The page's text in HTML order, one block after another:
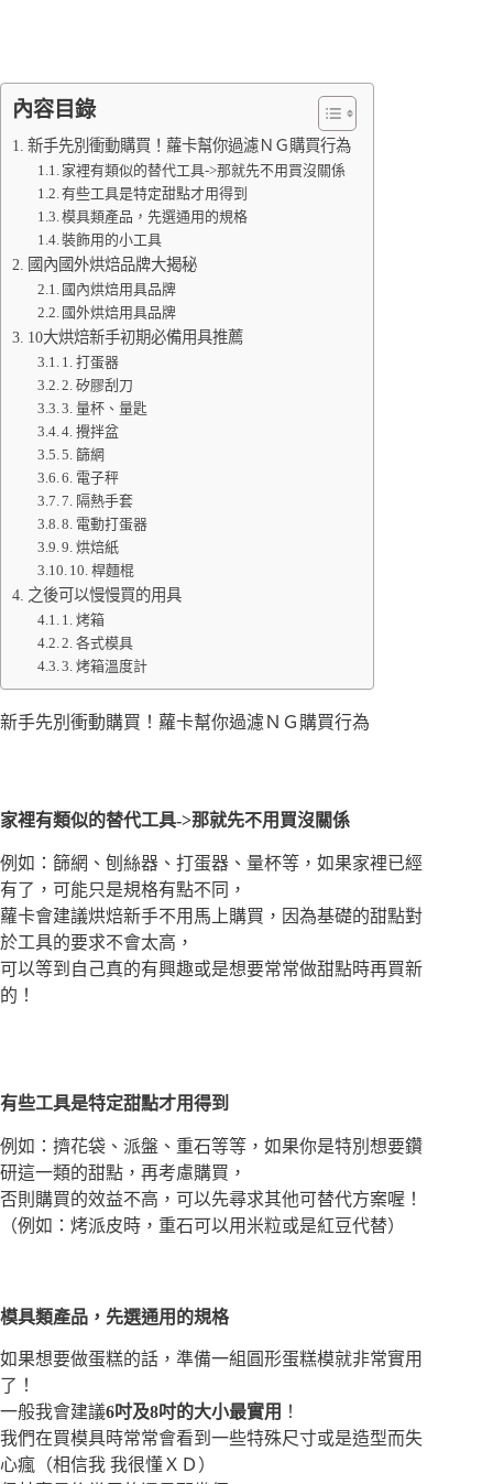
內容目錄
新手先別衝動購買！蘿卡幫你過濾ＮＧ購買行為
家裡有類似的替代工具->那就先不用買沒關係
有些工具是特定甜點才用得到
模具類產品，先選通用的規格
裝飾用的小工具
國內國外烘焙品牌大揭秘
國內烘焙用具品牌
國外烘焙用具品牌
10大烘焙新手初期必備用具推薦
1. 打蛋器
2. 矽膠刮刀
3. 量杯、量匙
4. 攪拌盆
5. 篩網
6. 電子秤
7. 隔熱手套
8. 電動打蛋器
9. 烘焙紙
10. 桿麵棍
之後可以慢慢買的用具
1. 烤箱
2. 各式模具
3. 烤箱溫度計
新手先別衝動購買！蘿卡幫你過濾ＮＧ購買行為
家裡有類似的替代工具->那就先不用買沒關係
例如：篩網、刨絲器、打蛋器、量杯等，如果家裡已經
有了，可能只是規格有點不同，
蘿卡會建議烘焙新手不用馬上購買，因為基礎的甜點對
於工具的要求不會太高，
可以等到自己真的有興趣或是想要常常做甜點時再買新
的！
有些工具是特定甜點才用得到
例如：擠花袋、派盤、重石等等，如果你是特別想要鑽
研這一類的甜點，再考慮購買，
否則購買的效益不高，可以先尋求其他可替代方案喔！
（例如：烤派皮時，重石可以用米粒或是紅豆代替）
模具類產品，先選通用的規格
如果想要做蛋糕的話，準備一組圓形蛋糕模就非常實用
了！
一般我會建議6吋及8吋的大小最實用 ！
我們在買模具時常常會看到一些特殊尺寸或是造型而失
心瘋（相信我 我很懂ＸＤ）